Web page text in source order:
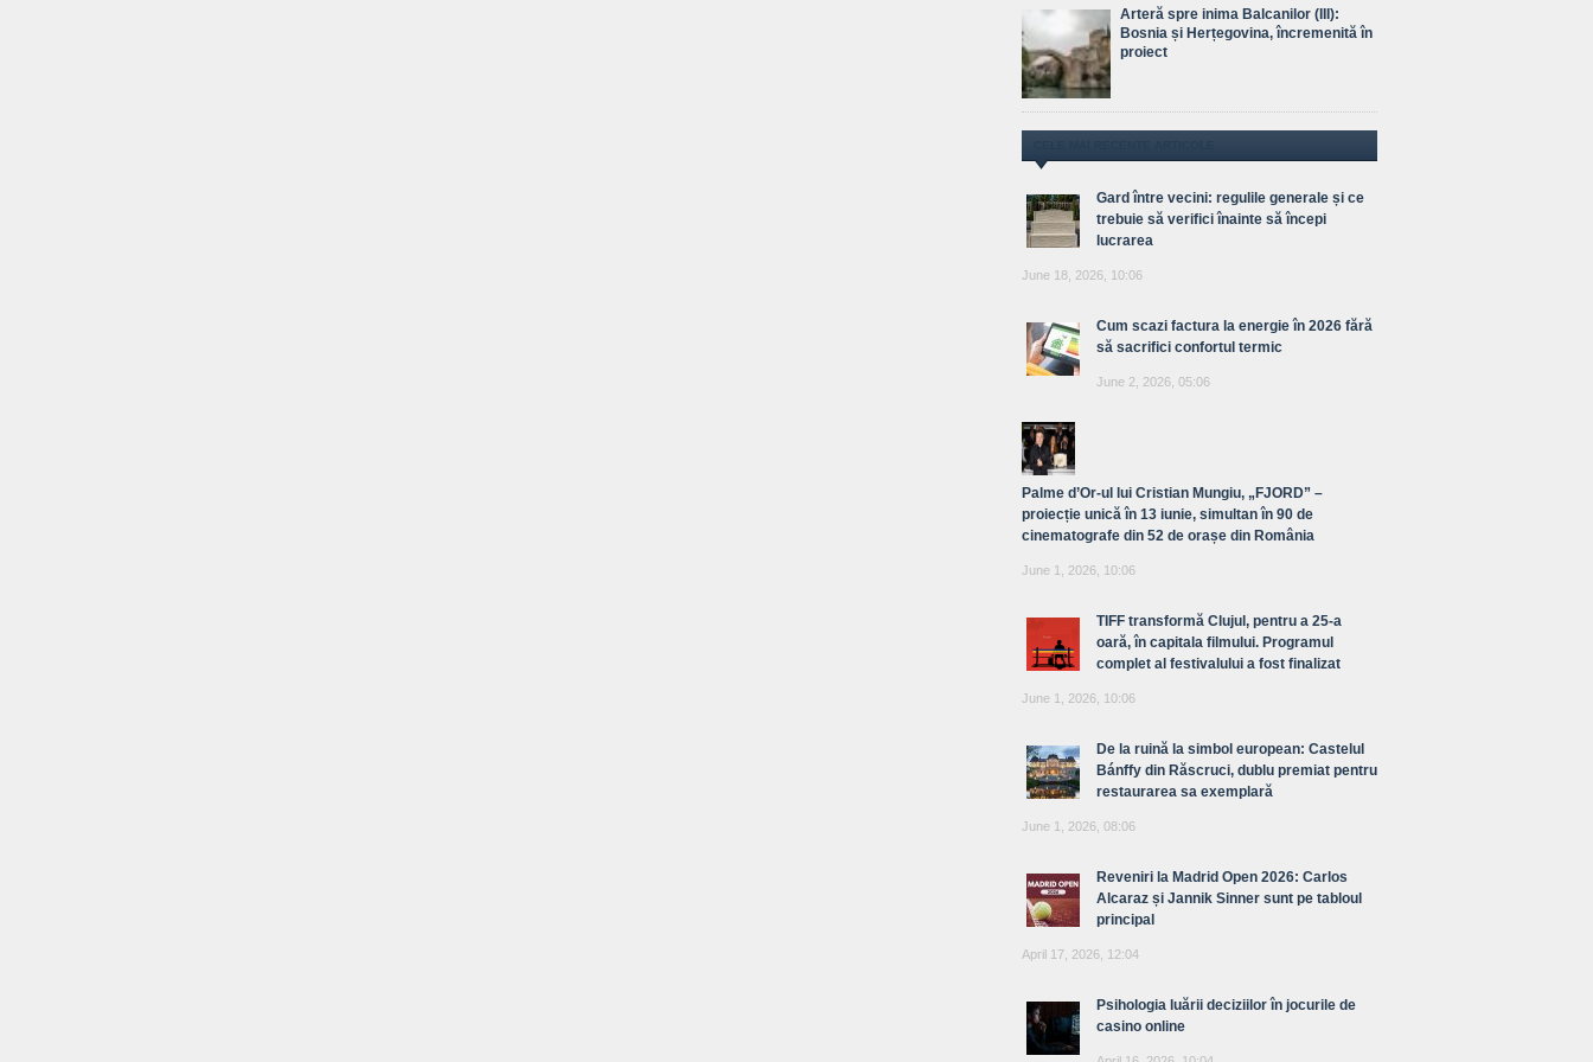
Arteră spre inima Balcanilor (III):
Bosnia și Herțegovina, încremenită în
proiect
Gard între vecini: regulile generale și ce
trebuie să verifici înainte să începi
lucrarea
June 18, 2026, 10:06
Cum scazi factura la energie în 2026 fără
să sacrifici confortul termic
June 2, 2026, 05:06
Palme d’Or-ul lui Cristian Mungiu, „FJORD” –
proiecție unică în 13 iunie, simultan în 90 de
cinematografe din 52 de orașe din România
June 1, 2026, 10:06
TIFF transformă Clujul, pentru a 25-a
oară, în capitala filmului. Programul
complet al festivalului a fost finalizat
June 1, 2026, 10:06
De la ruină la simbol european: Castelul
Bánffy din Răscruci, dublu premiat pentru
restaurarea sa exemplară
June 1, 2026, 08:06
Reveniri la Madrid Open 2026: Carlos
Alcaraz și Jannik Sinner sunt pe tabloul
principal
April 17, 2026, 12:04
Psihologia luării deciziilor în jocurile de
casino online